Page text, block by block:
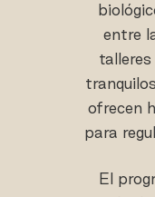
entre
ofrecen
para
El